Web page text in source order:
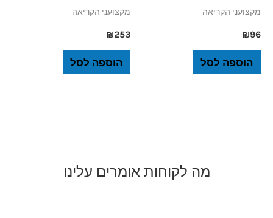
מקצועני הקריאה
₪96
הוספה לסל
מקצועני הקריאה
₪253
הוספה לסל
מה לקוחות אומרים עלינו